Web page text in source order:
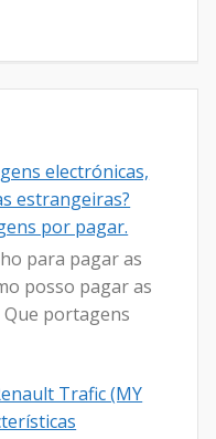
electrónicas,
estrangeiras?
por pagar.
para pagar as
posso pagar as
Que portagens
Trafic (MY